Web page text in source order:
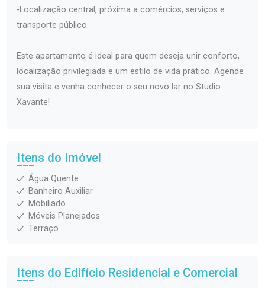
-Localização central, próxima a comércios, serviços e
transporte público.
Este apartamento é ideal para quem deseja unir conforto,
localização privilegiada e um estilo de vida prático. Agende
sua visita e venha conhecer o seu novo lar no Studio
Xavante!
Itens do Imóvel
Água Quente
Banheiro Auxiliar
Mobiliado
Móveis Planejados
Terraço
Itens do Edifício Residencial e Comercial